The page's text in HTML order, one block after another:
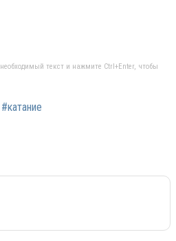
текст и нажмите Ctrl+Enter, чтобы
#катание